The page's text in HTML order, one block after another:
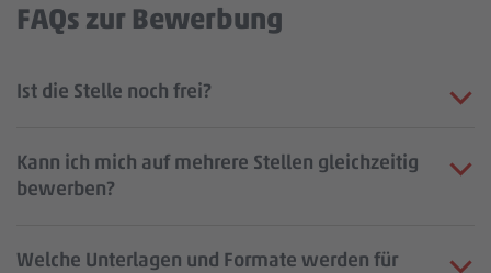
FAQs zur Bewerbung
Ist die Stelle noch frei?
Kann ich mich auf mehrere Stellen gleichzeitig
bewerben?
Welche Unterlagen und Formate werden für